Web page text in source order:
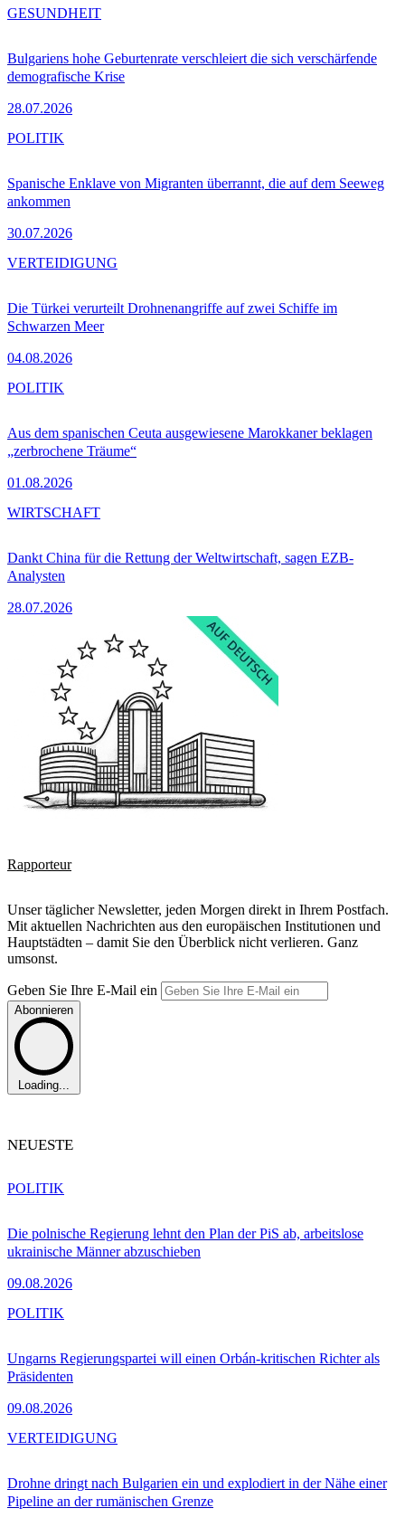
Bulgariens hohe Geburtenrate verschleiert die sich verschärfende
demografische Krise
28.07.2026
GESUNDHEIT
Spanische Enklave von Migranten überrannt, die auf dem Seeweg
ankommen
30.07.2026
POLITIK
Die Türkei verurteilt Drohnenangriffe auf zwei Schiffe im
Schwarzen Meer
04.08.2026
VERTEIDIGUNG
Aus dem spanischen Ceuta ausgewiesene Marokkaner beklagen
„zerbrochene Träume“
01.08.2026
POLITIK
Dankt China für die Rettung der Weltwirtschaft, sagen EZB-
Analysten
28.07.2026
WIRTSCHAFT
Rapporteur
Unser täglicher Newsletter, jeden Morgen direkt in Ihrem Postfach.
Mit aktuellen Nachrichten aus den europäischen Institutionen und
Hauptstädten – damit Sie den Überblick nicht verlieren. Ganz
umsonst.
Geben Sie Ihre E-Mail ein
Abonnieren
Loading...
NEUESTE
Die polnische Regierung lehnt den Plan der PiS ab, arbeitslose
ukrainische Männer abzuschieben
09.08.2026
POLITIK
Ungarns Regierungspartei will einen Orbán-kritischen Richter als
Präsidenten
09.08.2026
POLITIK
Drohne dringt nach Bulgarien ein und explodiert in der Nähe einer
Pipeline an der rumänischen Grenze
VERTEIDIGUNG